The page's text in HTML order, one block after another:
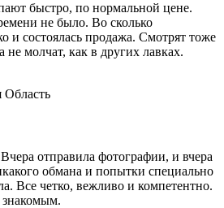
быстро, по нормальной цене.
не было. Во сколько
и состоялась продажа. Смотрят тоже
не молчат, как в других лавках.
Область
отправила фотографии, и вчера
обмана и попытки специально
Все четко, вежливо и компетентно.
знакомым.